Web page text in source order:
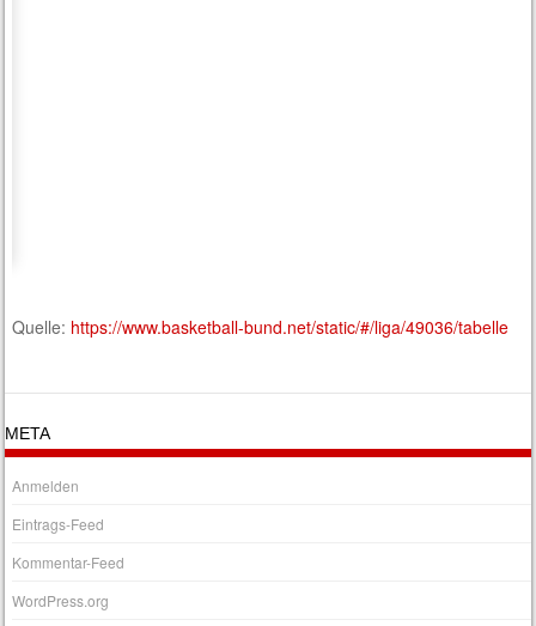
Quelle: https://www.basketball-bund.net/static/#/liga/49036/tabelle
META
Anmelden
Eintrags-Feed
Kommentar-Feed
WordPress.org